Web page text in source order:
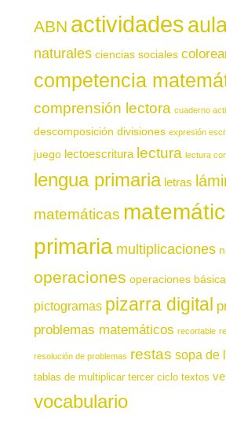
ABN actividades
naturales ciencias sociales
competencia
comprensión lectora cuaderno
descomposición divisiones expresión
juego lectoescritura lectura lectura
lengua primaria letras
matemáticas
primaria multiplicaciones
operaciones operaciones
pictogramas pizarra digital
problemas matemáticos recortable
resolución de problemas restas sopa de
tablas de multiplicar tercer ciclo textos
vocabulario